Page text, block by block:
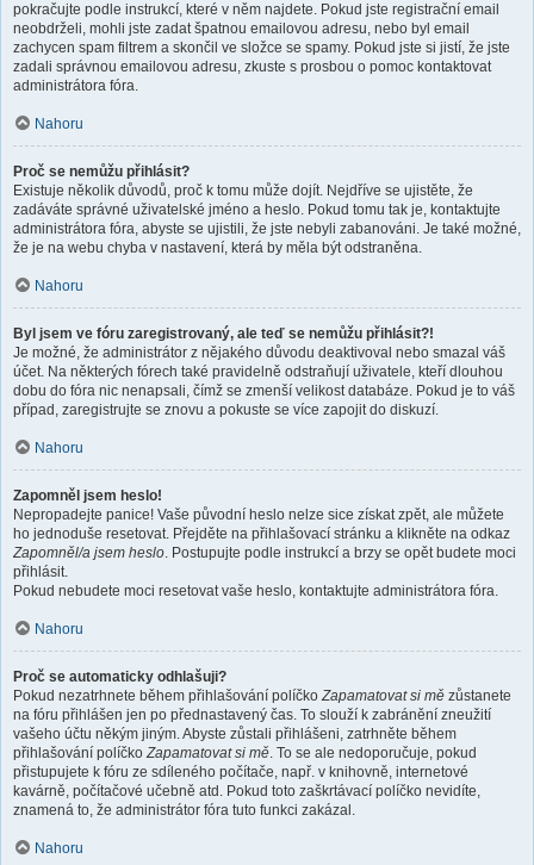
pokračujte podle instrukcí, které v něm najdete. Pokud jste registrační email
neobdrželi, mohli jste zadat špatnou emailovou adresu, nebo byl email
zachycen spam filtrem a skončil ve složce se spamy. Pokud jste si jistí, že jste
zadali správnou emailovou adresu, zkuste s prosbou o pomoc kontaktovat
administrátora fóra.
Nahoru
Proč se nemůžu přihlásit?
Existuje několik důvodů, proč k tomu může dojít. Nejdříve se ujistěte, že
zadáváte správné uživatelské jméno a heslo. Pokud tomu tak je, kontaktujte
administrátora fóra, abyste se ujistili, že jste nebyli zabanováni. Je také možné,
že je na webu chyba v nastavení, která by měla být odstraněna.
Nahoru
Byl jsem ve fóru zaregistrovaný, ale teď se nemůžu přihlásit?!
Je možné, že administrátor z nějakého důvodu deaktivoval nebo smazal váš
účet. Na některých fórech také pravidelně odstraňují uživatele, kteří dlouhou
dobu do fóra nic nenapsali, čímž se zmenší velikost databáze. Pokud je to váš
případ, zaregistrujte se znovu a pokuste se více zapojit do diskuzí.
Nahoru
Zapomněl jsem heslo!
Nepropadejte panice! Vaše původní heslo nelze sice získat zpět, ale můžete
ho jednoduše resetovat. Přejděte na přihlašovací stránku a klikněte na odkaz
Zapomněl/a jsem heslo. Postupujte podle instrukcí a brzy se opět budete moci
přihlásit.
Pokud nebudete moci resetovat vaše heslo, kontaktujte administrátora fóra.
Nahoru
Proč se automaticky odhlašuji?
Pokud nezatrhnete během přihlašování políčkoZapamatovat si mě zůstanete
na fóru přihlášen jen po přednastavený čas. To slouží k zabránění zneužití
vašeho účtu někým jiným. Abyste zůstali přihlášeni, zatrhněte během
přihlašování políčkoZapamatovat si mě. To se ale nedoporučuje, pokud
přistupujete k fóru ze sdíleného počítače, např. v knihovně, internetové
kavárně, počítačové učebně atd. Pokud toto zaškrtávací políčko nevidíte,
znamená to, že administrátor fóra tuto funkci zakázal.
Nahoru